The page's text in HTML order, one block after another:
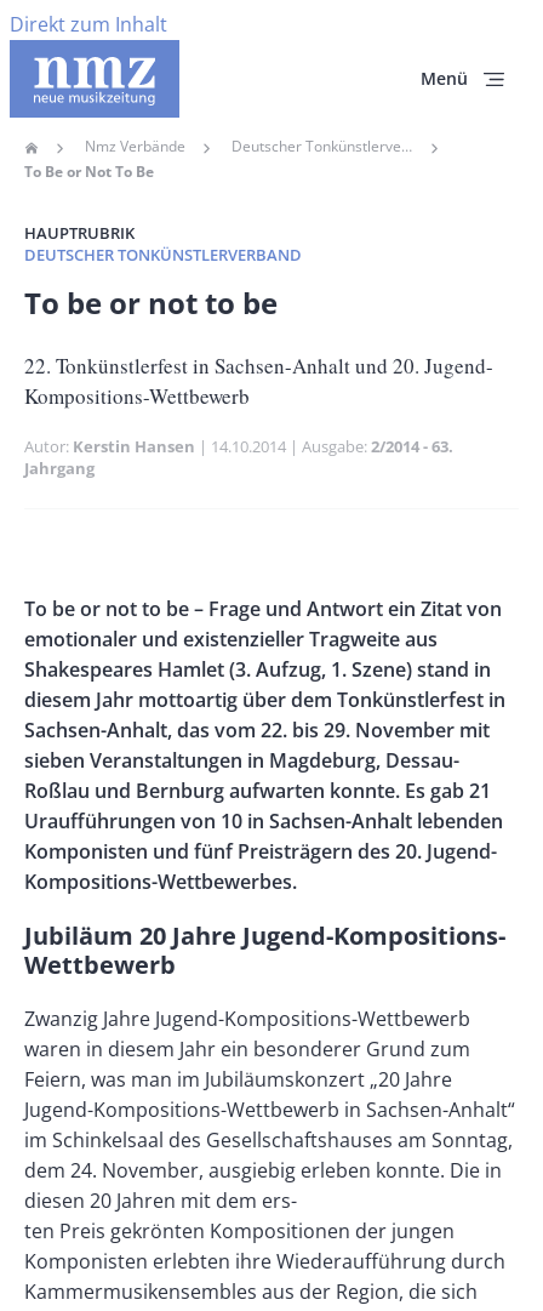
Direkt zum Inhalt
Menü
Pfadnavigation
Home Nmz Verbände
Deutscher Tonkünstlerverband
To Be or Not To Be
HAUPTRUBRIK
DEUTSCHER TONKÜNSTLERVERBAND
Banner
Size
To be or not to be
Untertitel
22. Tonkünstlerfest in Sachsen-Anhalt und 20. Jugend-
Kompositions-Wettbewerb
Autor Kerstin Hansen Publikationsdatum
14.10.2014 Ausgabe 2/2014 - 63.
Jahrgang
Left
Rectangle
Right
Body
To be or not to be – Frage und Antwort ein Zitat von
emotionaler und existenzieller Tragweite aus
Shakespeares Hamlet (3. Aufzug, 1. Szene) stand in
diesem Jahr mottoartig über dem Tonkünstlerfest in
Sachsen-Anhalt, das vom 22. bis 29. November mit
sieben Veranstaltungen in Magdeburg, Dessau-
Roßlau und Bernburg aufwarten konnte. Es gab 21
Uraufführungen von 10 in Sachsen-Anhalt lebenden
Komponisten und fünf Preisträgern des 20. Jugend-
Kompositions-Wettbewerbes.
Jubiläum 20 Jahre Jugend-Kompositions-
Wettbewerb
Zwanzig Jahre Jugend-Kompositions-Wettbewerb
waren in diesem Jahr ein besonderer Grund zum
Feiern, was man im Jubiläumskonzert „20 Jahre
Jugend-Kompositions-Wettbewerb in Sachsen-Anhalt“
im Schinkelsaal des Gesellschaftshauses am Sonntag,
dem 24. November, ausgiebig erleben konnte. Die in
diesen 20 Jahren mit dem ers-
ten Preis gekrönten Kompositionen der jungen
Komponisten erlebten ihre Wiederaufführung durch
Kammermusikensembles aus der Region, die sich